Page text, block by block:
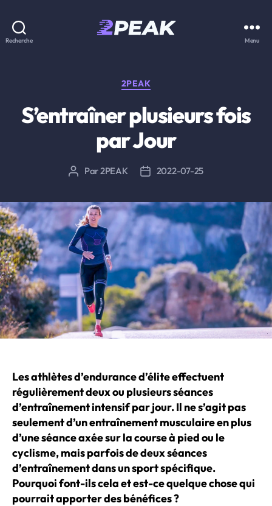
Recherche Menu
Catégories
2PEAK
S’entraîner plusieurs fois
par Jour
Auteur
Par2PEAK
Date2022-07-25
Les athlètes d’endurance d’élite effectuent
régulièrement deux ou plusieurs séances
d’entraînement intensif par jour. Il ne s’agit pas
seulement d’un entraînement musculaire en plus
d’une séance axée sur la course à pied ou le
cyclisme, mais parfois de deux séances
d’entraînement dans un sport spécifique.
Pourquoi font-ils cela et est-ce quelque chose qui
pourrait apporter des bénéfices ?